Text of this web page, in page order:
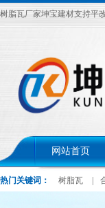
树脂瓦厂家坤宝建材支持平
网站首页
热门关键词： 树脂瓦